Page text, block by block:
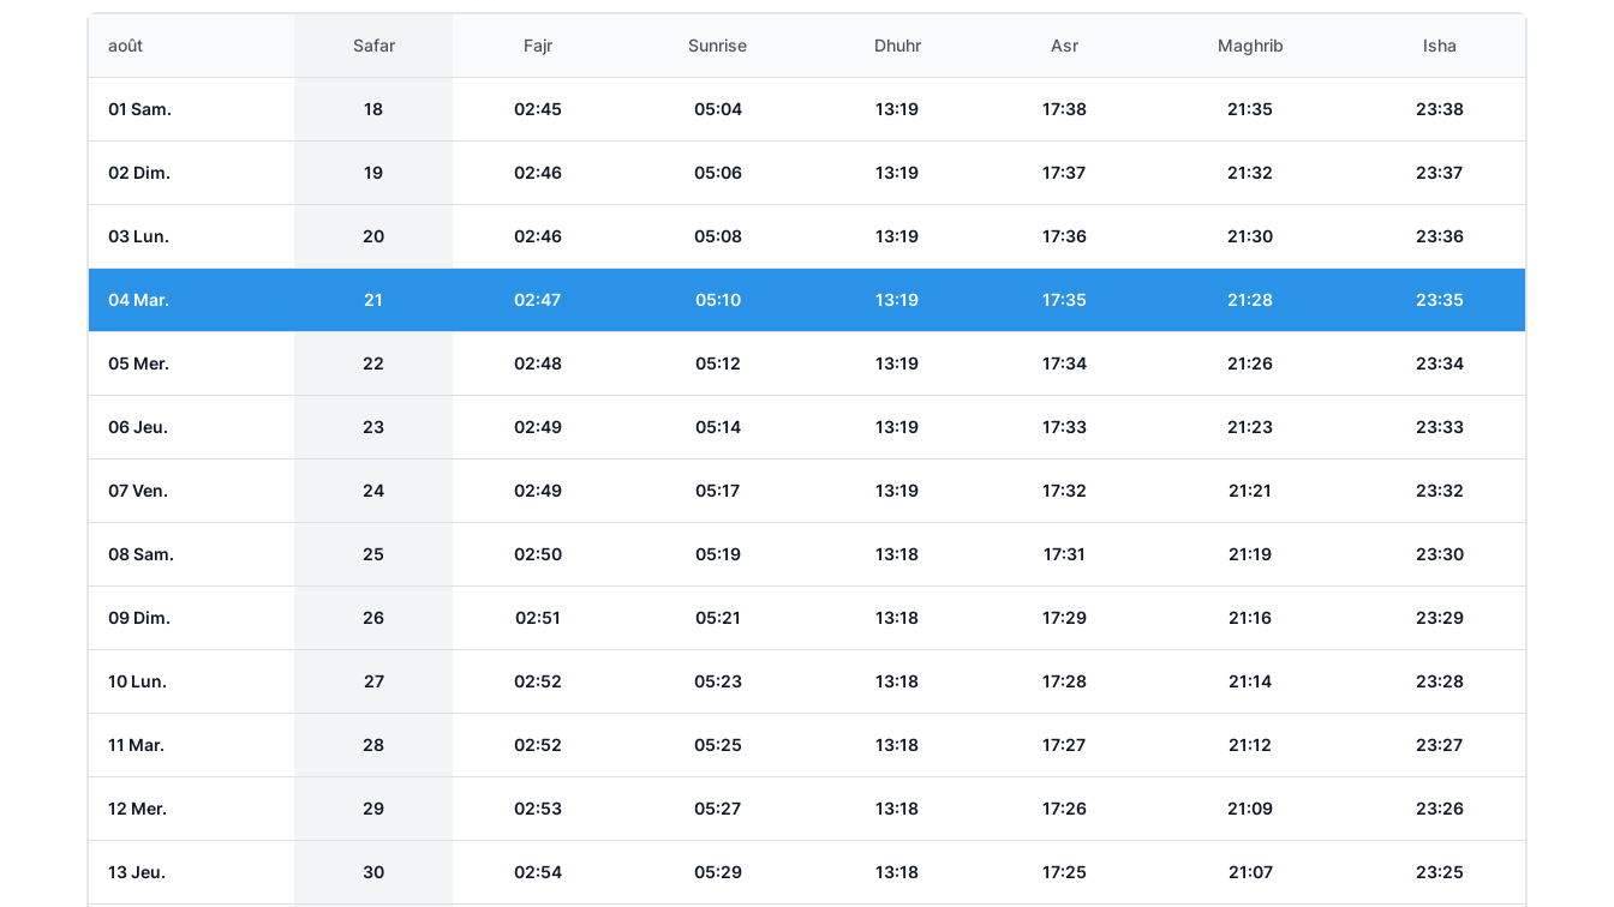
août Safar Fajr Sunrise Dhuhr Asr Maghrib Isha
01 Sam. 18 02:45 05:04 13:19 17:38 21:35 23:38
02 Dim. 19 02:46 05:06 13:19 17:37 21:32 23:37
03 Lun. 20 02:46 05:08 13:19 17:36 21:30 23:36
04 Mar. 21 02:47 05:10 13:19 17:35 21:28 23:35
05 Mer. 22 02:48 05:12 13:19 17:34 21:26 23:34
06 Jeu. 23 02:49 05:14 13:19 17:33 21:23 23:33
07 Ven. 24 02:49 05:17 13:19 17:32 21:21 23:32
08 Sam. 25 02:50 05:19 13:18 17:31 21:19 23:30
09 Dim. 26 02:51 05:21 13:18 17:29 21:16 23:29
10 Lun. 27 02:52 05:23 13:18 17:28 21:14 23:28
11 Mar. 28 02:52 05:25 13:18 17:27 21:12 23:27
12 Mer. 29 02:53 05:27 13:18 17:26 21:09 23:26
13 Jeu. 30 02:54 05:29 13:18 17:25 21:07 23:25